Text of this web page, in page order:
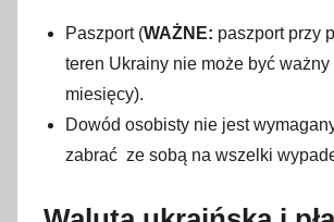
Paszport (WAŻNE: paszport przy
teren Ukrainy nie może być
miesięcy).
Dowód osobisty nie jest
zabrać ze sobą na wszelki